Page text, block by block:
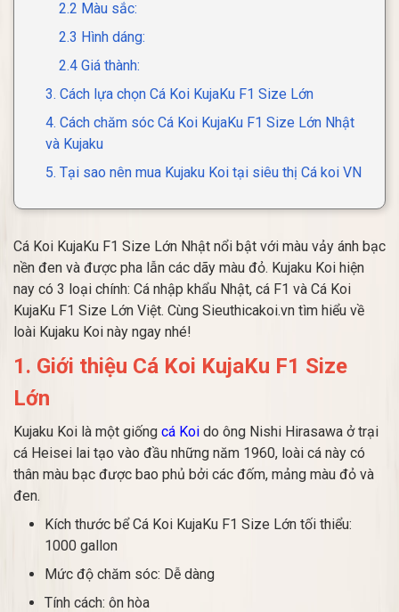
2.2 Màu sắc:
2.3 Hình dáng:
2.4 Giá thành:
3. Cách lựa chọn Cá Koi KujaKu F1 Size Lớn
4. Cách chăm sóc Cá Koi KujaKu F1 Size Lớn Nhật
và Kujaku
5. Tại sao nên mua Kujaku Koi tại siêu thị Cá koi VN
Cá Koi KujaKu F1 Size Lớn Nhật nổi bật với màu vảy ánh bạc
nền đen và được pha lẫn các dãy màu đỏ. Kujaku Koi hiện
nay có 3 loại chính: Cá nhập khẩu Nhật, cá F1 và Cá Koi
KujaKu F1 Size Lớn Việt. Cùng Sieuthicakoi.vn tìm hiểu về
loài Kujaku Koi này ngay nhé!
1. Giới thiệu Cá Koi KujaKu F1 Size
Lớn
Kujaku Koi là một giống cá Koi do ông Nishi Hirasawa ở trại
cá Heisei lai tạo vào đầu những năm 1960, loài cá này có
thân màu bạc được bao phủ bởi các đốm, mảng màu đỏ và
đen.
Kích thước bể Cá Koi KujaKu F1 Size Lớn tối thiểu:
1000 gallon
Mức độ chăm sóc: Dễ dàng
Tính cách: ôn hòa